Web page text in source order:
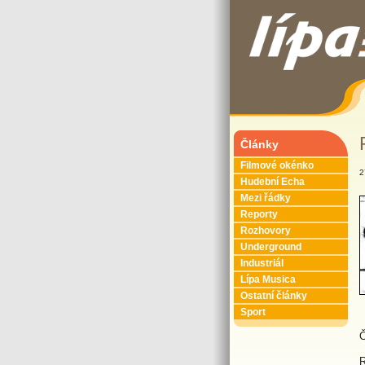
Články
Filmové okénko
Hudební Echa
Mezi řádky
Reporty
Rozhovory
Underground
Industriál
Lípa Musica
Ostatní články
Sport